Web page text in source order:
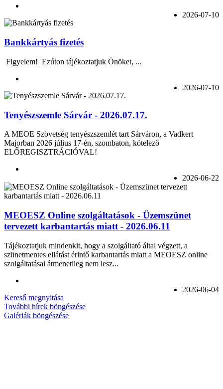
2026-07-10
Bankkártyás fizetés
Figyelem! Ezúton tájékoztatjuk Önöket, ...
2026-07-10
Tenyészszemle Sárvár - 2026.07.17.
A MEOE Szövetség tenyészszemlét tart Sárváron, a Vadkert
Majorban 2026 július 17-én, szombaton, kötelező
ELŐREGISZTRÁCIÓVAL!
2026-06-22
MEOESZ Online szolgáltatások - Üzemszünet
tervezett karbantartás miatt - 2026.06.11
Tájékoztatjuk mindenkit, hogy a szolgáltató által végzett, a
szünetmentes ellátást érintő karbantartás miatt a MEOESZ online
szolgáltatásai átmenetileg nem lesz...
2026-06-04
Kereső megnyitása
További hírek böngészése
Galériák böngészése